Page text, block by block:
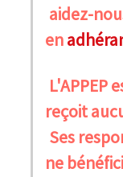
aidez-
en
L'APPEP
reçoit
Ses
ne